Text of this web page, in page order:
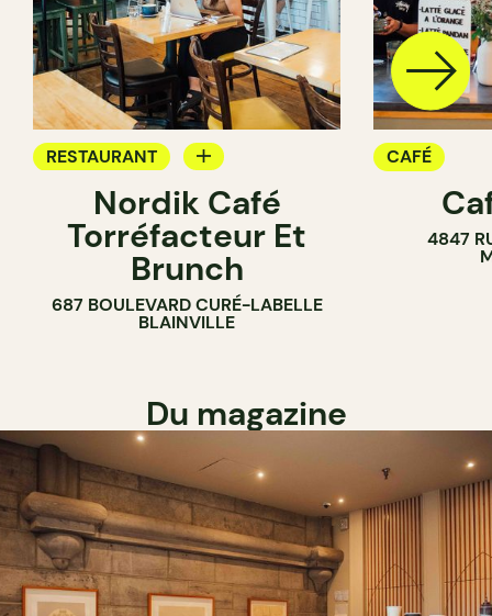
RESTAURANT
Nordik Café
Torréfacteur Et
Brunch
687 BOULEVARD CURÉ-LABELLE
BLAINVILLE
CAFÉ
4847
Du magazine